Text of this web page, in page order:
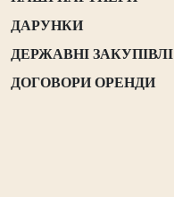
ДАРУНКИ
ДЕРЖАВНІ ЗАКУПІВЛІ
ДОГОВОРИ ОРЕНДИ